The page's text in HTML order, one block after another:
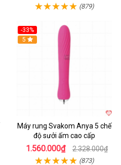
(879)
-33%
Hot
5
Máy rung Svakom Anya 5 chế
độ sưởi ấm cao cấp
1.560.000₫ 2.328.000₫
(873)